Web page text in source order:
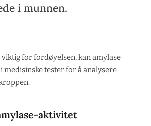
i munnen.
for fordøyelsen, kan amylase
medisinske tester for å analysere
aktivitet